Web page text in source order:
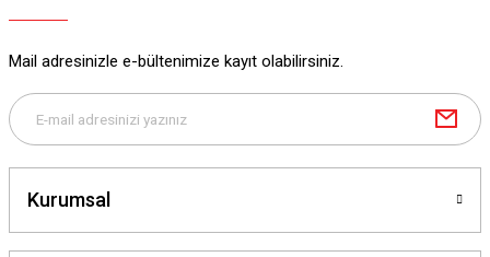
Mail adresinizle e-bültenimize kayıt olabilirsiniz.
Kurumsal